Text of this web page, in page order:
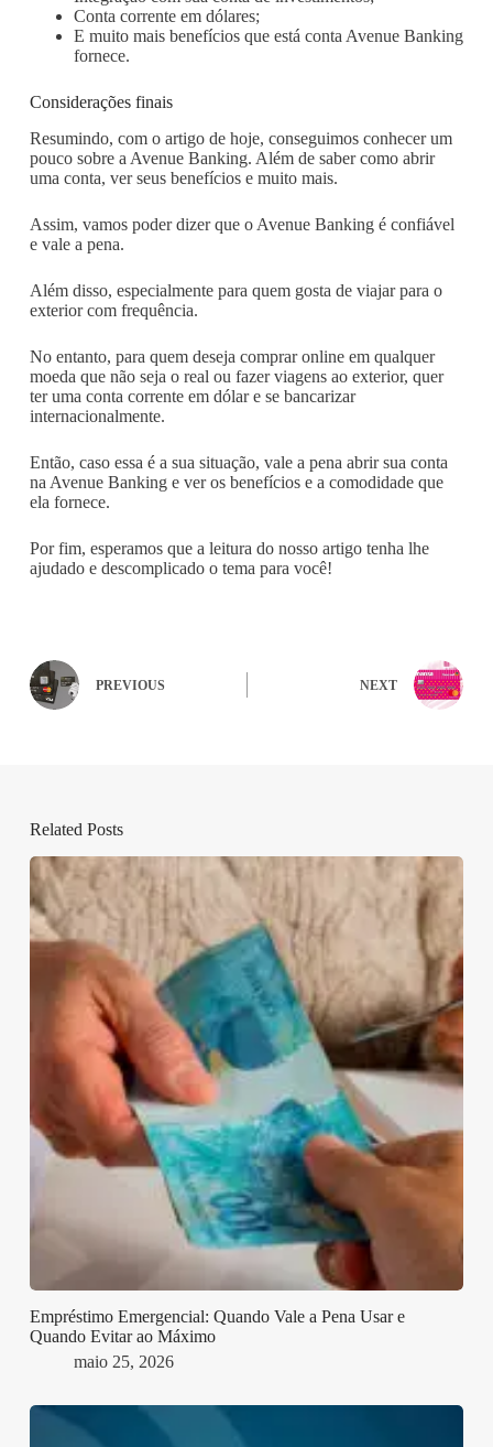
Conta corrente em dólares;
E muito mais benefícios que está conta Avenue Banking
fornece.
Considerações finais
Resumindo, com o artigo de hoje, conseguimos conhecer um
pouco sobre a Avenue Banking. Além de saber como abrir
uma conta, ver seus benefícios e muito mais.
Assim, vamos poder dizer que o Avenue Banking é confiável
e vale a pena.
Além disso, especialmente para quem gosta de viajar para o
exterior com frequência.
No entanto, para quem deseja comprar online em qualquer
moeda que não seja o real ou fazer viagens ao exterior, quer
ter uma conta corrente em dólar e se bancarizar
internacionalmente.
Então, caso essa é a sua situação, vale a pena abrir sua conta
na Avenue Banking e ver os benefícios e a comodidade que
ela fornece.
Por fim, esperamos que a leitura do nosso artigo tenha lhe
ajudado e descomplicado o tema para você!
PREVIOUS NEXT
Related Posts
Empréstimo Emergencial: Quando Vale a Pena Usar e
Quando Evitar ao Máximo
maio 25, 2026